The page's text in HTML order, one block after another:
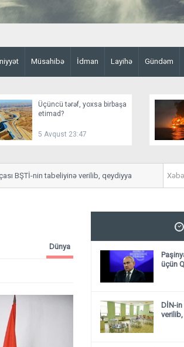
Müsahibə İdman Layihə Gündəm
Üçüncü tərəf, yoxsa birbaşa
etimad?
5 Avqust 23:47
BŞTİ-nin tabeliyinə verilib, qeydiyyat davam edir
Dünya
üçün
DİN-